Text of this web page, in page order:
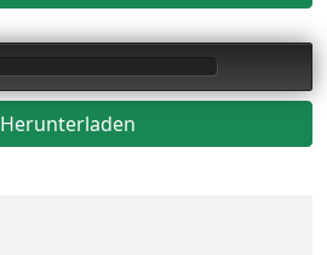
Herunterladen